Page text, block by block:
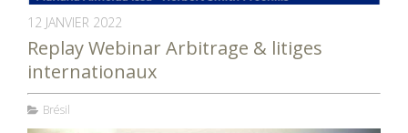
12 JANVIER 2022
Replay Webinar Arbitrage & litiges
internationaux
Brésil